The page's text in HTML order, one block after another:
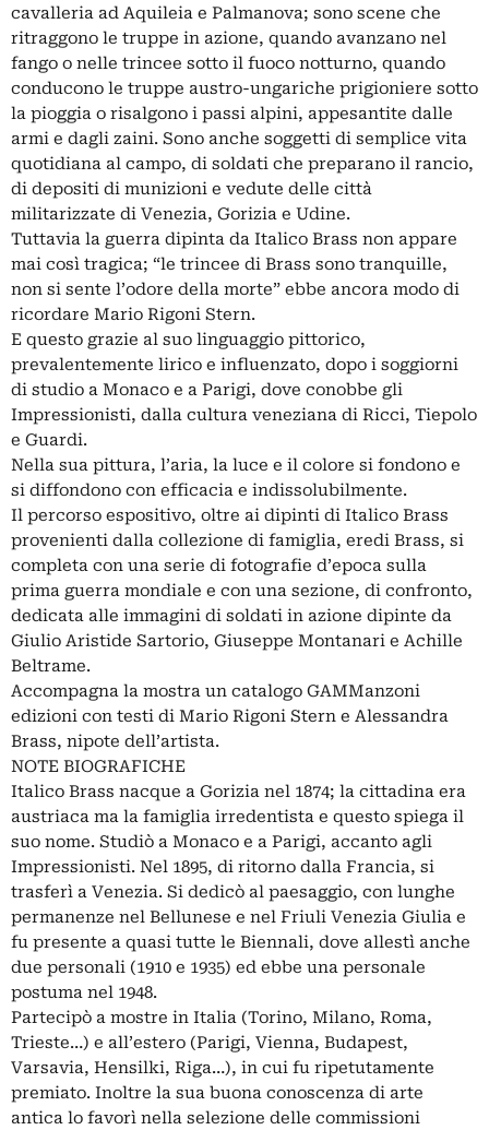
cavalleria ad Aquileia e Palmanova; sono scene che
ritraggono le truppe in azione, quando avanzano nel
fango o nelle trincee sotto il fuoco notturno, quando
conducono le truppe austro-ungariche prigioniere sotto
la pioggia o risalgono i passi alpini, appesantite dalle
armi e dagli zaini. Sono anche soggetti di semplice vita
quotidiana al campo, di soldati che preparano il rancio,
di depositi di munizioni e vedute delle città
militarizzate di Venezia, Gorizia e Udine.
Tuttavia la guerra dipinta da Italico Brass non appare
mai così tragica; “le trincee di Brass sono tranquille,
non si sente l’odore della morte” ebbe ancora modo di
ricordare Mario Rigoni Stern.
E questo grazie al suo linguaggio pittorico,
prevalentemente lirico e influenzato, dopo i soggiorni
di studio a Monaco e a Parigi, dove conobbe gli
Impressionisti, dalla cultura veneziana di Ricci, Tiepolo
e Guardi.
Nella sua pittura, l’aria, la luce e il colore si fondono e
si diffondono con efficacia e indissolubilmente.
Il percorso espositivo, oltre ai dipinti di Italico Brass
provenienti dalla collezione di famiglia, eredi Brass, si
completa con una serie di fotografie d’epoca sulla
prima guerra mondiale e con una sezione, di confronto,
dedicata alle immagini di soldati in azione dipinte da
Giulio Aristide Sartorio, Giuseppe Montanari e Achille
Beltrame.
Accompagna la mostra un catalogo GAMManzoni
edizioni con testi di Mario Rigoni Stern e Alessandra
Brass, nipote dell’artista.
NOTE BIOGRAFICHE
Italico Brass nacque a Gorizia nel 1874; la cittadina era
austriaca ma la famiglia irredentista e questo spiega il
suo nome. Studiò a Monaco e a Parigi, accanto agli
Impressionisti. Nel 1895, di ritorno dalla Francia, si
trasferì a Venezia. Si dedicò al paesaggio, con lunghe
permanenze nel Bellunese e nel Friuli Venezia Giulia e
fu presente a quasi tutte le Biennali, dove allestì anche
due personali (1910 e 1935) ed ebbe una personale
postuma nel 1948.
Partecipò a mostre in Italia (Torino, Milano, Roma,
Trieste…) e all’estero (Parigi, Vienna, Budapest,
Varsavia, Hensilki, Riga…), in cui fu ripetutamente
premiato. Inoltre la sua buona conoscenza di arte
antica lo favorì nella selezione delle commissioni